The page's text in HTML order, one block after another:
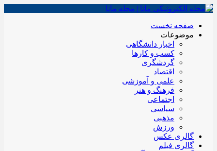
صفحه نخست
موضوعات
اخبار دانشگاهی
کسب و کارها
گردشگری
اقتصاد
علمی و آموزشی
فرهنگ و هنر
اجتماعی
سیاسی
مذهبی
ورزش
گالری عکس
گالری فیلم